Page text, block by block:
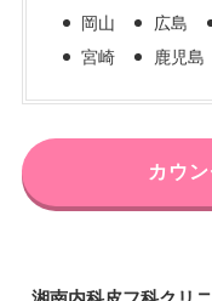
岡山
広島
宮崎
鹿児島
カウ